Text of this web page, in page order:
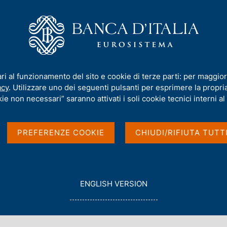
Compiti Servizi al cittadino
di vigilanza (European Supervisory Authorities)
e delle
Autorità europee di
al funzionamento del sito e cookie di terze parti: per
. Utilizzare uno dei seguenti pulsanti per esprimere la
non necessari” saranno attivati i soli cookie tecnici interni al
PREFERENZE COOKIE CHIUDI/RIFIUTA
G
O
ENGLISH VERSION